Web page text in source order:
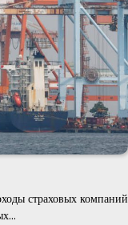
страховых компаний